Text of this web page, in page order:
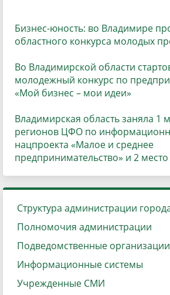
Бизнес-юность: во Владимире
областного конкурса молодых
Во Владимирской области
молодежный конкурс по
«Мой бизнес – мои идеи»
Владимирская область заняла 1
регионов ЦФО по
нацпроекта «Малое и среднее
предпринимательство» и 2
Структура администрации
Полномочия администрации
Подведомственные организации
Информационные системы
Учрежденные СМИ